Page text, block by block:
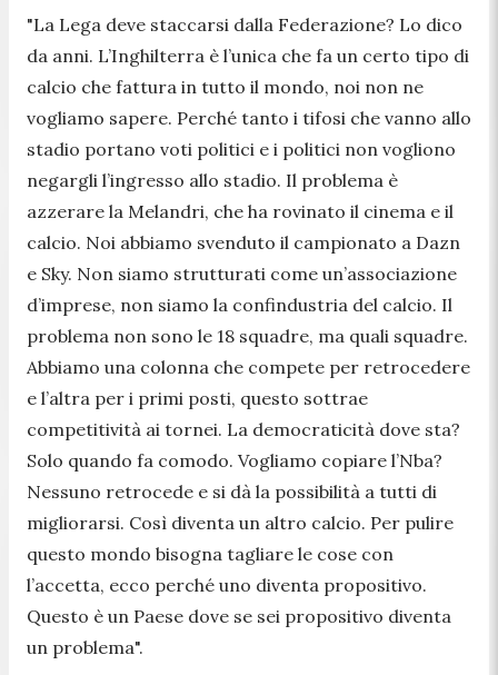
"La Lega deve staccarsi dalla Federazione? Lo dico
da anni. L’Inghilterra è l’unica che fa un certo tipo di
calcio che fattura in tutto il mondo, noi non ne
vogliamo sapere. Perché tanto i tifosi che vanno allo
stadio portano voti politici e i politici non vogliono
negargli l’ingresso allo stadio. Il problema è
azzerare la Melandri, che ha rovinato il cinema e il
calcio. Noi abbiamo svenduto il campionato a Dazn
e Sky. Non siamo strutturati come un’associazione
d’imprese, non siamo la confindustria del calcio. Il
problema non sono le 18 squadre, ma quali squadre.
Abbiamo una colonna che compete per retrocedere
e l’altra per i primi posti, questo sottrae
competitività ai tornei. La democraticità dove sta?
Solo quando fa comodo. Vogliamo copiare l’Nba?
Nessuno retrocede e si dà la possibilità a tutti di
migliorarsi. Così diventa un altro calcio. Per pulire
questo mondo bisogna tagliare le cose con
l’accetta, ecco perché uno diventa propositivo.
Questo è un Paese dove se sei propositivo diventa
un problema".